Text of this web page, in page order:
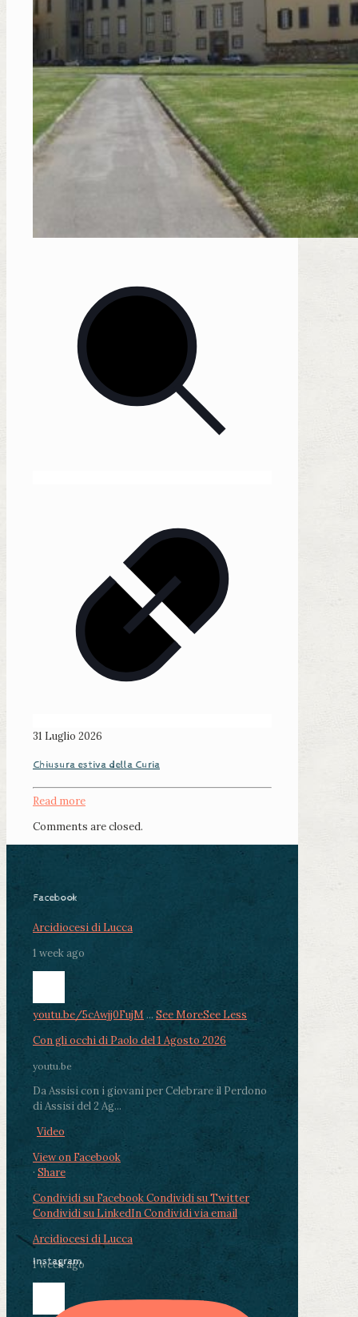
31 Luglio 2026
Chiusura estiva della Curia
Read more
Comments are closed.
Facebook
Arcidiocesi di Lucca
1 week ago
youtu.be/5cAwjj0FujM ... See MoreSee Less
Con gli occhi di Paolo del 1 Agosto 2026
youtu.be
Da Assisi con i giovani per Celebrare il Perdono
di Assisi del 2 Ag...
Video
View on Facebook
· Share
Condividi su FacebookCondividi su Twitter
Condividi su LinkedInCondividi via email
Arcidiocesi di Lucca
1 week ago
Instagram